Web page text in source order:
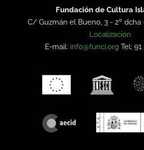
Fundación de Cultura
C/ Guzmán el Bueno, 3 - 2º
Localización
E-mail: info@funci.org Tel: